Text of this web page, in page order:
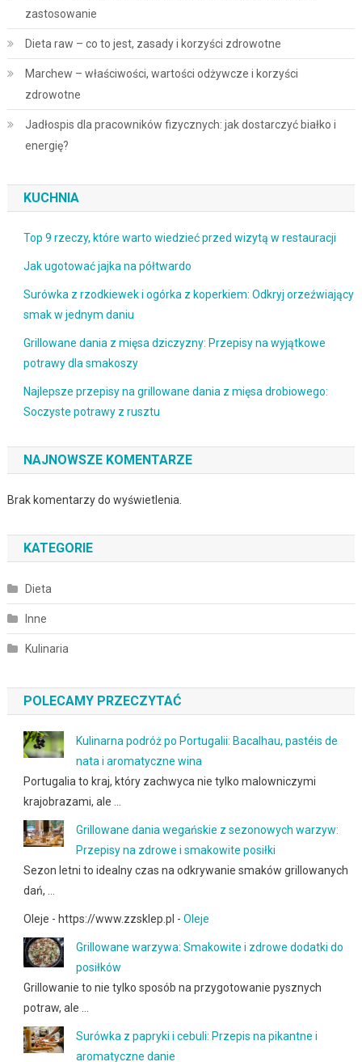
zastosowanie
Dieta raw – co to jest, zasady i korzyści zdrowotne
Marchew – właściwości, wartości odżywcze i korzyści
zdrowotne
Jadłospis dla pracowników fizycznych: jak dostarczyć białko i
energię?
KUCHNIA
Top 9 rzeczy, które warto wiedzieć przed wizytą w restauracji
Jak ugotować jajka na półtwardo
Surówka z rzodkiewek i ogórka z koperkiem: Odkryj orzeźwiający
smak w jednym daniu
Grillowane dania z mięsa dziczyzny: Przepisy na wyjątkowe
potrawy dla smakoszy
Najlepsze przepisy na grillowane dania z mięsa drobiowego:
Soczyste potrawy z rusztu
NAJNOWSZE KOMENTARZE
Brak komentarzy do wyświetlenia.
KATEGORIE
Dieta
Inne
Kulinaria
POLECAMY PRZECZYTAĆ
Kulinarna podróż po Portugalii: Bacalhau, pastéis de
nata i aromatyczne wina
Portugalia to kraj, który zachwyca nie tylko malowniczymi
krajobrazami, ale …
Grillowane dania wegańskie z sezonowych warzyw:
Przepisy na zdrowe i smakowite posiłki
Sezon letni to idealny czas na odkrywanie smaków grillowanych
dań, …
Oleje - https://www.zzsklep.pl - Oleje
Grillowane warzywa: Smakowite i zdrowe dodatki do
posiłków
Grillowanie to nie tylko sposób na przygotowanie pysznych
potraw, ale …
Surówka z papryki i cebuli: Przepis na pikantne i
aromatyczne danie